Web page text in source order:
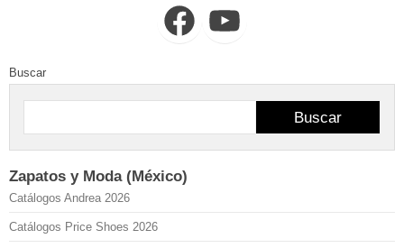
FacebookYouTube
Buscar
Buscar
Zapatos y Moda (México)
Catálogos Andrea 2026
Catálogos Price Shoes 2026